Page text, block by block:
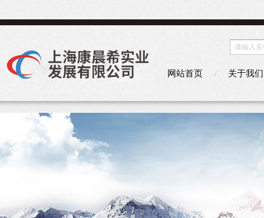
网站首页 关于我们